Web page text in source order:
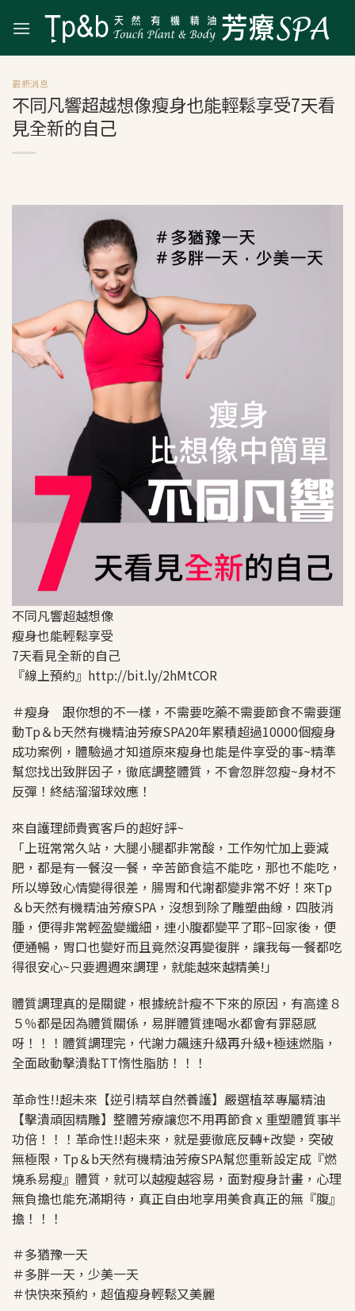
最新消息
不同凡響超越想像瘦身也能輕鬆享受7天看
見全新的自己
不同凡響超越想像
瘦身也能輕鬆享受
7天看見全新的自己
『線上預約』http://bit.ly/2hMtCOR
＃瘦身 跟你想的不一樣，不需要吃藥不需要節食不需要運
動Tp＆b天然有機精油芳療SPA20年累積超過10000個瘦身
成功案例，體驗過才知道原來瘦身也能是件享受的事~精準
幫您找出致胖因子，徹底調整體質，不會忽胖忽瘦~身材不
反彈！終結溜溜球效應！
來自護理師貴賓客戶的超好評~
「上班常常久站，大腿小腿都非常酸，工作匆忙加上要減
肥，都是有一餐沒一餐，辛苦節食這不能吃，那也不能吃，
所以導致心情變得很差，腸胃和代謝都變非常不好！來Tp
＆b天然有機精油芳療SPA，沒想到除了雕塑曲線，四肢消
腫，便得非常輕盈變纖細，連小腹都變平了耶~回家後，便
便通暢，胃口也變好而且竟然沒再變復胖，讓我每一餐都吃
得很安心~只要週週來調理，就能越來越精美!」
體質調理真的是關鍵，根據統計瘦不下來的原因，有高達８
５％都是因為體質關係，易胖體質連喝水都會有罪惡感
呀！！！體質調理完，代謝力飆速升級再升級+極速燃脂，
全面啟動擊潰黏TT惰性脂肪！！！
革命性!!超未來【逆引精萃自然養護】嚴選植萃專屬精油
【擊潰頑固精雕】整體芳療讓您不用再節食 x 重塑體質事半
功倍！！！革命性!!超未來，就是要徹底反轉+改變，突破
無極限，Tp＆b天然有機精油芳療SPA幫您重新設定成『燃
燒系易瘦』體質，就可以越瘦越容易，面對瘦身計畫，心理
無負擔也能充滿期待，真正自由地享用美食真正的無『腹』
擔！！！
＃多猶豫一天
＃多胖一天，少美一天
＃快快來預約，超值瘦身輕鬆又美麗